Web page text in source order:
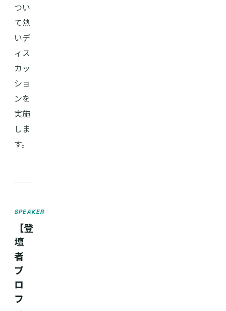
つい
て熱
いデ
ィス
カッ
ショ
ンを
実施
しま
す。
SPEAKER
【登
壇
者
プ
ロ
フ